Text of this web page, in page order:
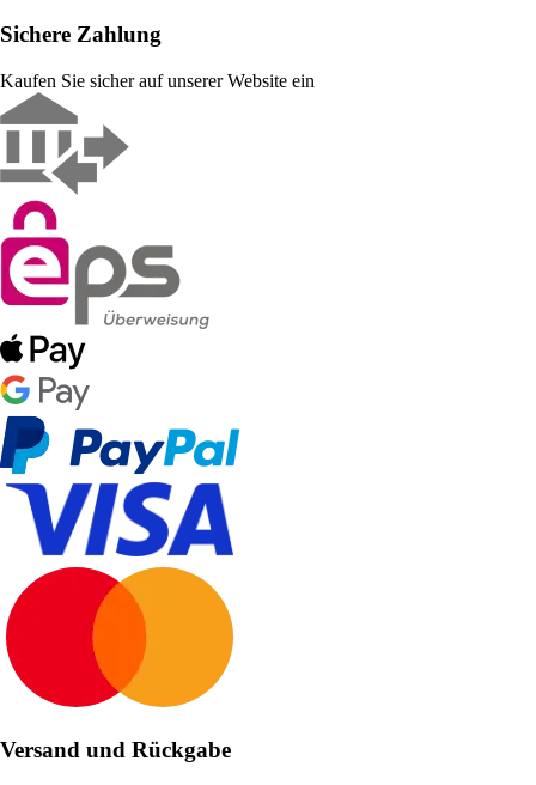
Sichere Zahlung
Kaufen Sie sicher auf unserer Website ein
Versand und Rückgabe